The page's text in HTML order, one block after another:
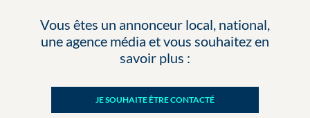
Vous êtes un annonceur local, national,
une agence média et vous souhaitez en
savoir plus :
JE SOUHAITE ÊTRE CONTACTÉ